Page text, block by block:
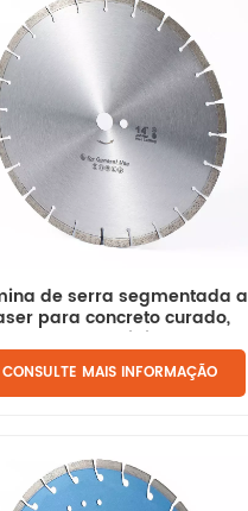
de serra segmentada a
para concreto curado,
pedra e materiais duros.
CONSULTE MAIS INFORMAÇÃO